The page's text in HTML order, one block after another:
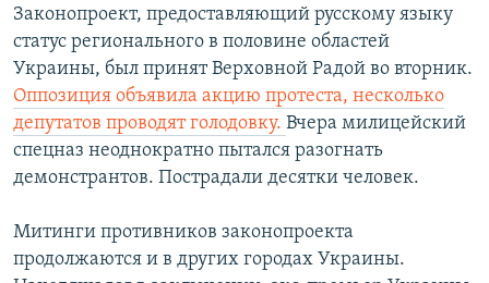
Հայերեն
English
Русский
Все сайты Радио Азатутюн
Законопроект, предоставляющий русскому языку
статус регионального в половине областей
Украины, был принят Верховной Радой во вторник.
Оппозиция объявила акцию протеста, несколько
депутатов проводят голодовку. Вчера милицейский
спецназ неоднократно пытался разогнать
демонстрантов. Пострадали десятки человек.
Митинги противников законопроекта
продолжаются и в других городах Украины.